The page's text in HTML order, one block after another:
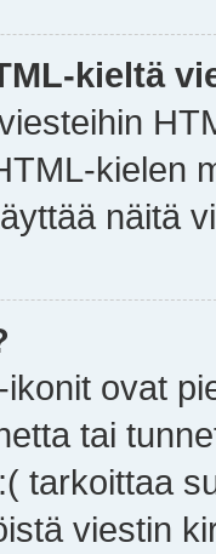
kieltä
kielen
näitä
ovat
tai
tarkoittaa
viestin